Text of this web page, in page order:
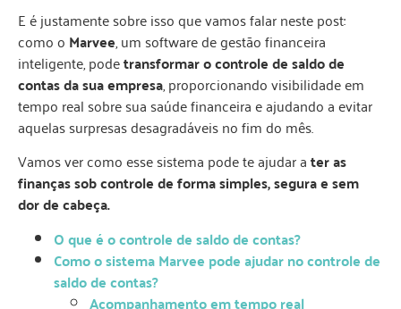
E é justamente sobre isso que vamos falar neste post:
como o Marvee, um software de gestão financeira
inteligente, podetransformar o controle de saldo de
contas da sua empresa, proporcionando visibilidade em
tempo real sobre sua saúde financeira e ajudando a evitar
aquelas surpresas desagradáveis no fim do mês.
Vamos ver como esse sistema pode te ajudar ater as
finanças sob controle de forma simples, segura e sem
dor de cabeça.
O que é o controle de saldo de contas?
Como o sistema Marvee pode ajudar no controle de
saldo de contas?
Acompanhamento em tempo real